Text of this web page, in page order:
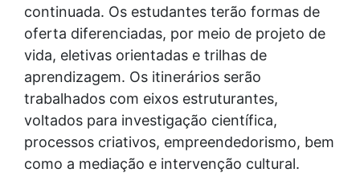
continuada. Os estudantes terão formas de
oferta diferenciadas, por meio de projeto de
vida, eletivas orientadas e trilhas de
aprendizagem. Os itinerários serão
trabalhados com eixos estruturantes,
voltados para investigação científica,
processos criativos, empreendedorismo, bem
como a mediação e intervenção cultural.